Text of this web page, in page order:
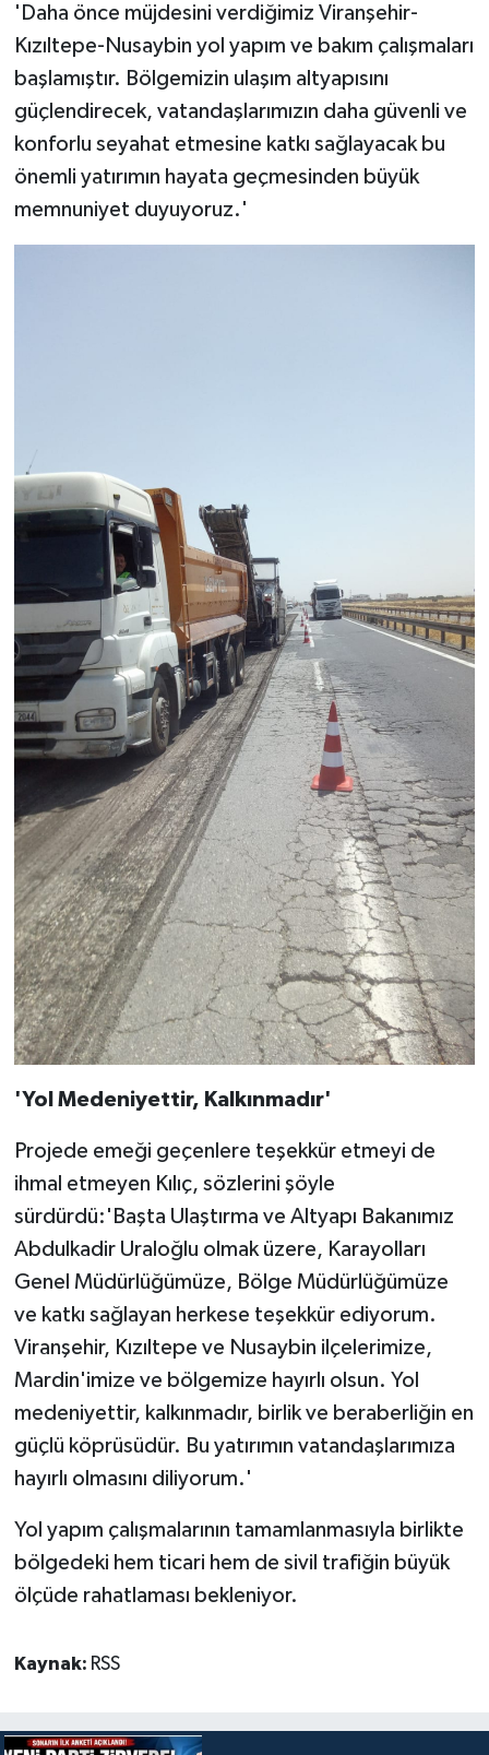
'Daha önce müjdesini verdiğimiz Viranşehir-
Kızıltepe-Nusaybin yol yapım ve bakım çalışmaları
başlamıştır. Bölgemizin ulaşım altyapısını
güçlendirecek, vatandaşlarımızın daha güvenli ve
konforlu seyahat etmesine katkı sağlayacak bu
önemli yatırımın hayata geçmesinden büyük
memnuniyet duyuyoruz.'
'Yol Medeniyettir, Kalkınmadır'
Projede emeği geçenlere teşekkür etmeyi de
ihmal etmeyen Kılıç, sözlerini şöyle
sürdürdü:'Başta Ulaştırma ve Altyapı Bakanımız
Abdulkadir Uraloğlu olmak üzere, Karayolları
Genel Müdürlüğümüze, Bölge Müdürlüğümüze
ve katkı sağlayan herkese teşekkür ediyorum.
Viranşehir, Kızıltepe ve Nusaybin ilçelerimize,
Mardin'imize ve bölgemize hayırlı olsun. Yol
medeniyettir, kalkınmadır, birlik ve beraberliğin en
güçlü köprüsüdür. Bu yatırımın vatandaşlarımıza
hayırlı olmasını diliyorum.'
Yol yapım çalışmalarının tamamlanmasıyla birlikte
bölgedeki hem ticari hem de sivil trafiğin büyük
ölçüde rahatlaması bekleniyor.
Kaynak: RSS